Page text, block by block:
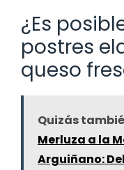
¿Es
postres
queso
Quizás
Merluza a la
Arguiñano: